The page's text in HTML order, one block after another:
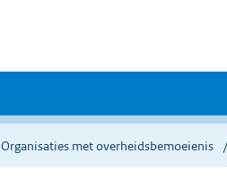
Organisaties met overheidsbemoeienis